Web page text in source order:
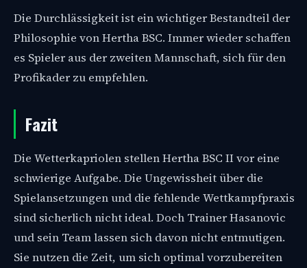
Die Durchlässigkeit ist ein wichtiger Bestandteil der
Philosophie von Hertha BSC. Immer wieder schaffen
es Spieler aus der zweiten Mannschaft, sich für den
Profikader zu empfehlen.
Fazit
Die Wetterkapriolen stellen Hertha BSC II vor eine
schwierige Aufgabe. Die Ungewissheit über die
Spielansetzungen und die fehlende Wettkampfpraxis
sind sicherlich nicht ideal. Doch Trainer Hasanovic
und sein Team lassen sich davon nicht entmutigen.
Sie nutzen die Zeit, um sich optimal vorzubereiten